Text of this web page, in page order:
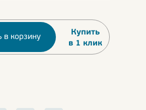
в корзину
Купить
в 1 клик